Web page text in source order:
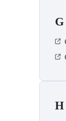
G
H